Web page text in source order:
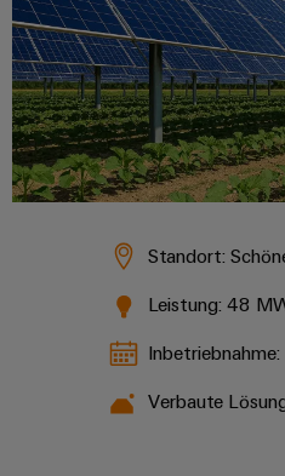
Standort:
Leistung: 48
Verbaute